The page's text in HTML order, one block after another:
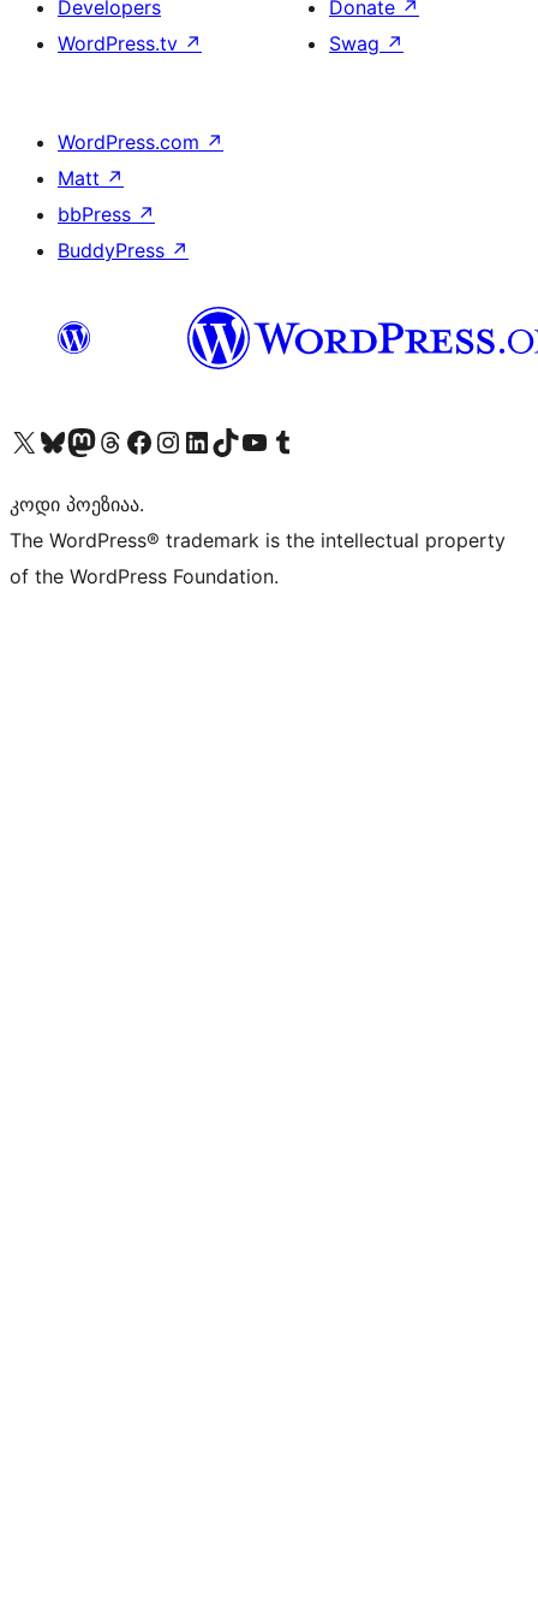
Developers
WordPress.tv ↗
Donate ↗
Swag ↗
WordPress.com ↗
Matt ↗
bbPress ↗
BuddyPress ↗
Visit our X (formerly Twitter) account
Visit our Bluesky account
Visit our Mastodon account
Visit our Threads account
Visit our Facebook page
Visit our Instagram account
Visit our LinkedIn account
Visit our TikTok account
Visit our YouTube channel
Visit our Tumblr account
კოდი პოეზიაა.
The WordPress® trademark is the intellectual property
of the WordPress Foundation.